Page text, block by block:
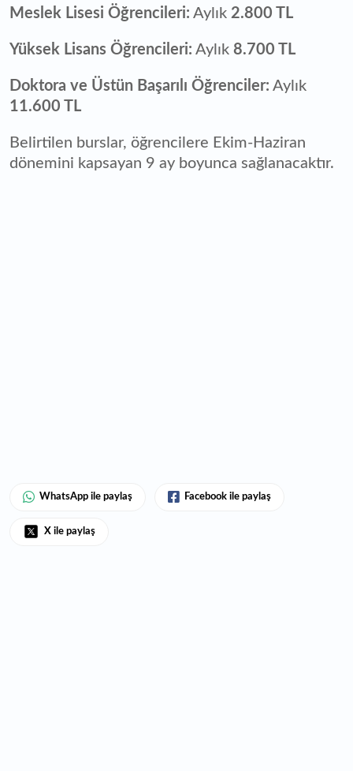
Meslek Lisesi Öğrencileri: Aylık 2.800 TL
Yüksek Lisans Öğrencileri: Aylık 8.700 TL
Doktora ve Üstün Başarılı Öğrenciler: Aylık
11.600 TL
Belirtilen burslar, öğrencilere Ekim-Haziran
dönemini kapsayan 9 ay boyunca sağlanacaktır.
WhatsApp ile paylaş Facebook ile paylaş
X ile paylaş